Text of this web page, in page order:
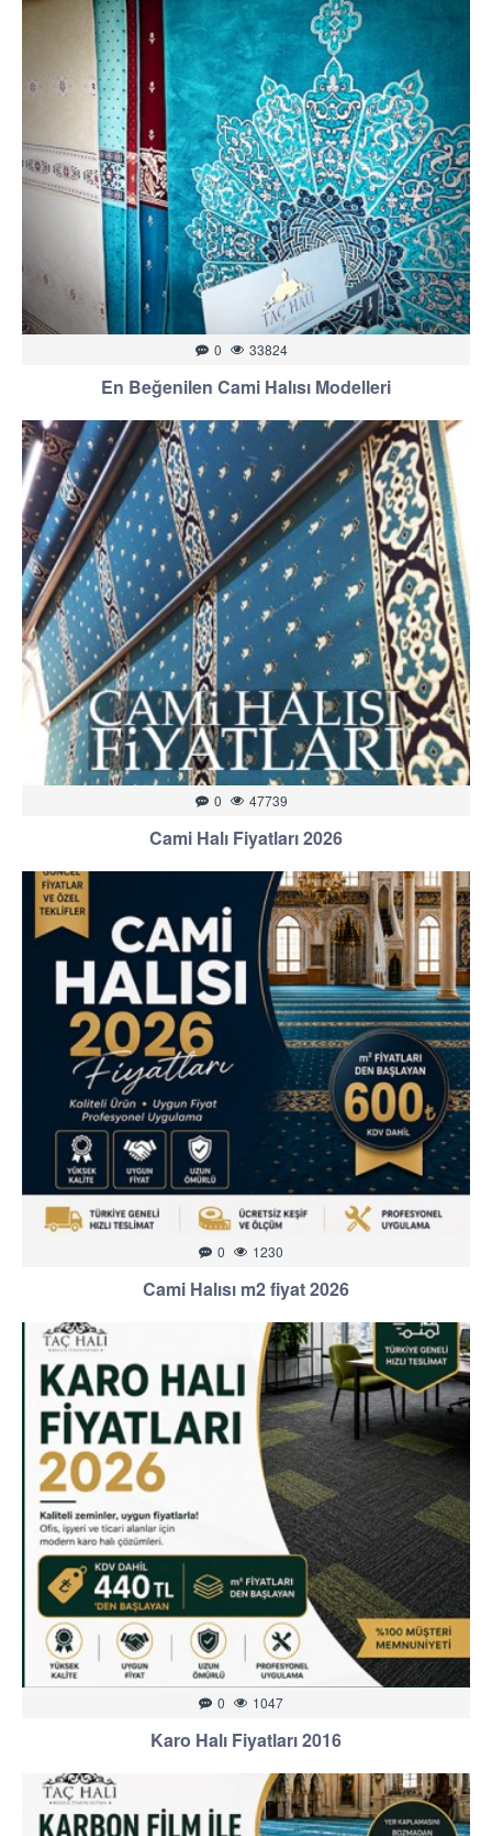
0 33824
En Beğenilen Cami Halısı Modelleri
0 47739
Cami Halı Fiyatları 2026
0 1230
Cami Halısı m2 fiyat 2026
0 1047
Karo Halı Fiyatları 2016